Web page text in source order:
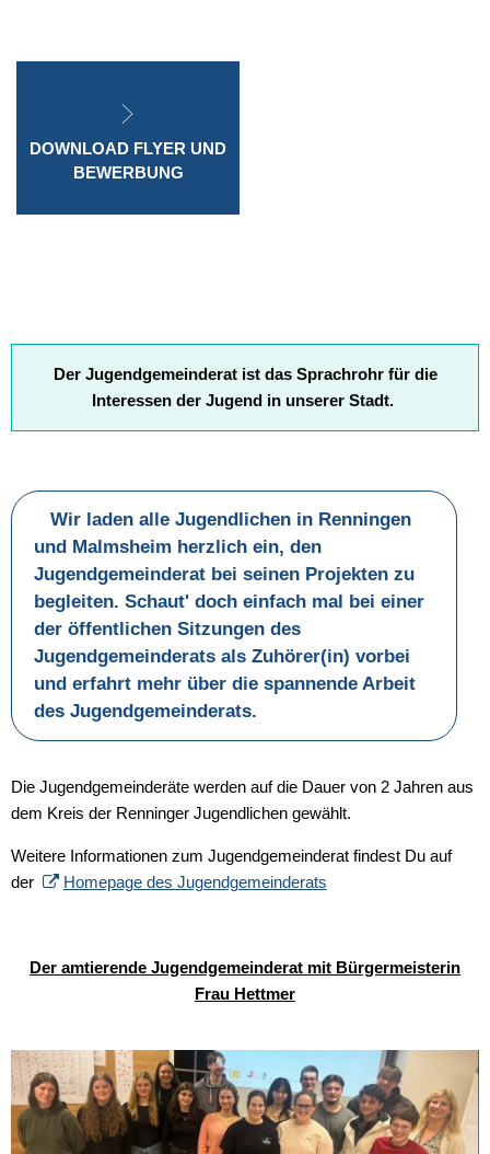
DOWNLOAD FLYER UND
BEWERBUNG
Der Jugendgemeinderat ist das Sprachrohr für die
Interessen der Jugend in unserer Stadt.
Wir laden alle Jugendlichen in Renningen
und Malmsheim herzlich ein, den
Jugendgemeinderat bei seinen Projekten zu
begleiten. Schaut' doch einfach mal bei einer
der öffentlichen Sitzungen des
Jugendgemeinderats als Zuhörer(in) vorbei
und erfahrt mehr über die spannende Arbeit
des Jugendgemeinderats.
Die Jugendgemeinderäte werden auf die Dauer von 2 Jahren aus
dem Kreis der Renninger Jugendlichen gewählt.
Weitere Informationen zum Jugendgemeinderat findest Du auf
der
Homepage des Jugendgemeinderats
Der amtierende Jugendgemeinderat mit Bürgermeisterin
Frau Hettmer